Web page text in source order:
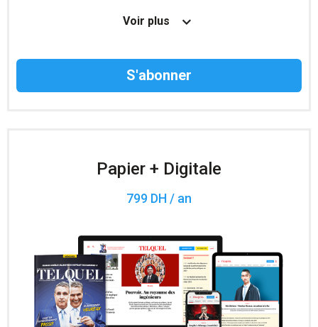
Le magazine TelQuel en numérique avant la sortie
Des informations confidentielles résérvées aux
Voir plus
Papier + Digitale
799 DH / an